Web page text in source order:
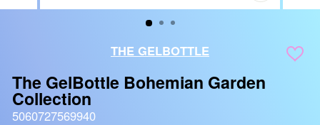
(ESC)
THE GELBOTTLE
The GelBottle Bohemian Garden
Collection
5060727569940